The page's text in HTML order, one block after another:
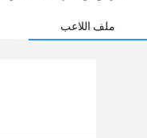
ملف اللاعب